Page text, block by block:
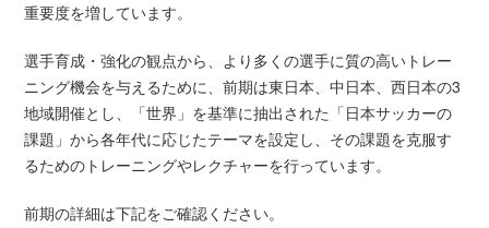
重要度を増しています。
選手育成・強化の観点から、より多くの選手に質の高いトレー
ニング機会を与えるために、前期は東日本、中日本、西日本の3
地域開催とし、「世界」を基準に抽出された「日本サッカーの
課題」から各年代に応じたテーマを設定し、その課題を克服す
るためのトレーニングやレクチャーを行っています。
前期の詳細は下記をご確認ください。